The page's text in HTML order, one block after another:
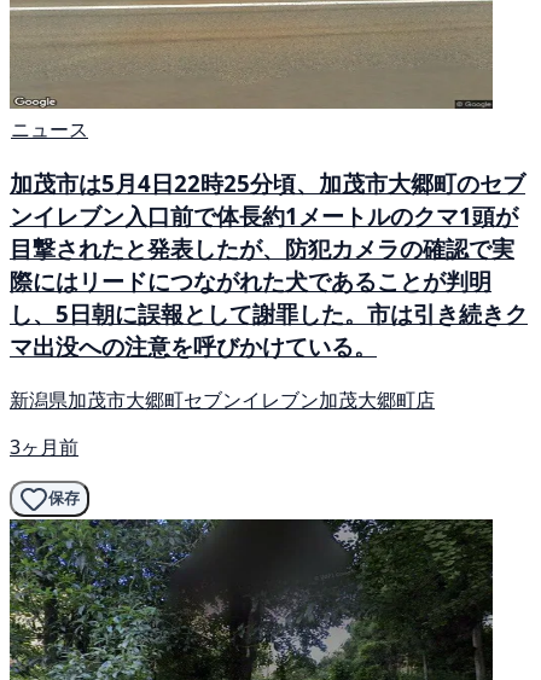
ニュース
加茂市は5月4日22時25分頃、加茂市大郷町のセブ
ンイレブン入口前で体長約1メートルのクマ1頭が
目撃されたと発表したが、防犯カメラの確認で実
際にはリードにつながれた犬であることが判明
し、5日朝に誤報として謝罪した。市は引き続きク
マ出没への注意を呼びかけている。
新潟県加茂市大郷町セブンイレブン加茂大郷町店
3ヶ月前
保存